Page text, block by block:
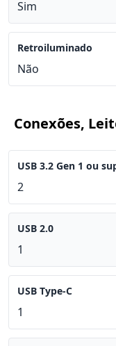
Sim
Retroiluminado
Não
Conexões,
USB 3.2 Gen 1 ou
2
USB 2.0
1
USB Type-C
1